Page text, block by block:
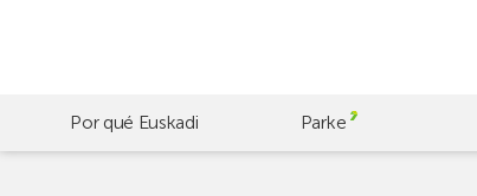
Por qué Euskadi Parke